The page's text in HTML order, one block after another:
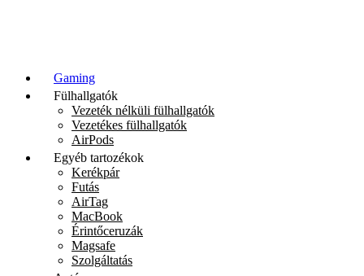
Gaming
Fülhallgatók
Vezeték nélküli fülhallgatók
Vezetékes fülhallgatók
AirPods
Egyéb tartozékok
Kerékpár
Futás
AirTag
MacBook
Érintőceruzák
Magsafe
Szolgáltatás